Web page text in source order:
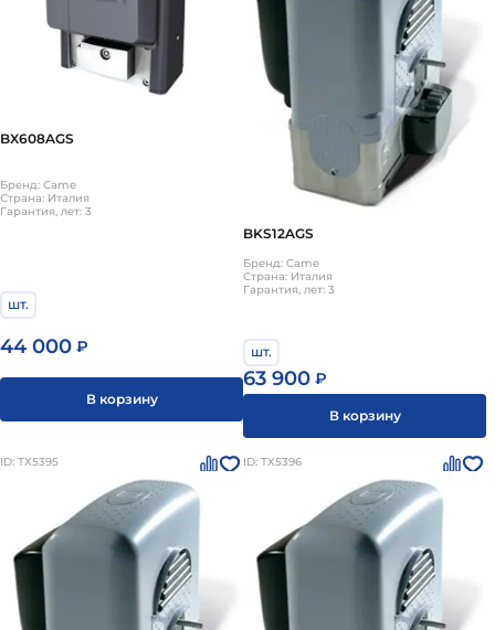
BX608AGS
Бренд: Came
Страна: Италия
Гарантия, лет: 3
шт.
44 000 ₽
В корзину
BKS12AGS
Бренд: Came
Страна: Италия
Гарантия, лет: 3
шт.
63 900 ₽
В корзину
ID: ТХ5395 ID: ТХ5396